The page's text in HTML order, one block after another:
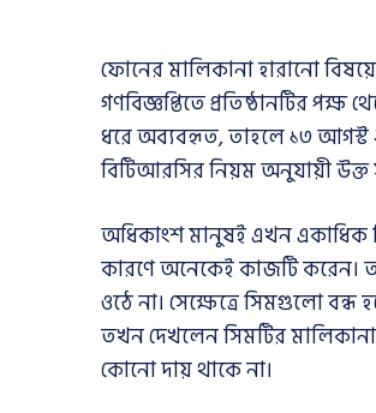
ফোনের মালিকানা হারানো
গণবিজ্ঞপ্তিতে প্রতিষ্ঠানটির
ধরে অব্যবহৃত, তাহলে ১৩ আগস্ট
বিটিআরসির নিয়ম অনুযায়ী উক্ত
অধিকাংশ মানুষই এখন একাধিক
কারণে অনেকেই কাজটি করেন।
ওঠে না। সেক্ষেত্রে সিমগুলো বন্ধ
তখন দেখলেন সিমটির মালিকানা
কোনো দায় থাকে না।